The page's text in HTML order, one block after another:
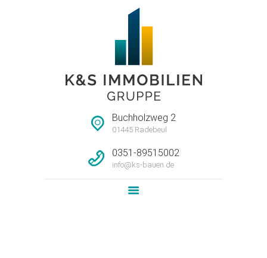
Buchholzweg 2
01445 Radebeul
0351-89515002
info@ks-bauen.de
STARTSEITE
HAUSMEISTERSERVI
UNTERNEHMEN
IMMOBILIEN
LEISTUNG
NEWS